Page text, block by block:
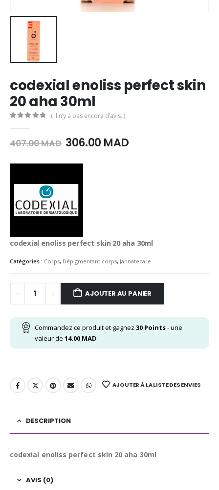
codexial enoliss perfect skin
20 aha 30ml
( Il n’y a pas encore d’avis. )
407.00MAD Le
initial
407.00
306.00 MADLe
codexial enoliss perfect skin 20 aha 30ml
Catégories : Corps, Dépigmentant corps, Jannatecare
AJOUTER AU PANIER
Commandez ce produit et gagnez 30 Points- une
valeur de 14.00 MAD
AJOUTER À LA LISTE DES ENVIES
DESCRIPTION
codexial enoliss perfect skin 20 aha 30ml
AVIS (0)